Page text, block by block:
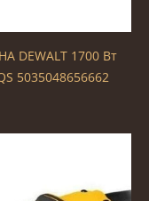
1700 Вт
5035048656662